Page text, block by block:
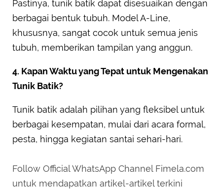
Pastinya, tunik batik dapat disesuaikan dengan
berbagai bentuk tubuh. Model A-Line,
khususnya, sangat cocok untuk semua jenis
tubuh, memberikan tampilan yang anggun.
4. Kapan Waktu yang Tepat untuk Mengenakan
Tunik Batik?
Tunik batik adalah pilihan yang fleksibel untuk
berbagai kesempatan, mulai dari acara formal,
pesta, hingga kegiatan santai sehari-hari.
Follow Official WhatsApp Channel Fimela.com
untuk mendapatkan artikel-artikel terkini